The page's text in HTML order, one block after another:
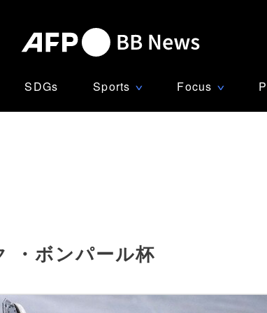
SDGs Sports ∨ Focus ∨
・ボンパール杯